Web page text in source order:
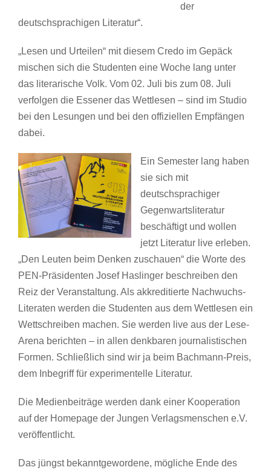
der
deutschsprachigen Literatur“.
„Lesen und Urteilen“ mit diesem Credo im Gepäck
mischen sich die Studenten eine Woche lang unter
das literarische Volk. Vom 02. Juli bis zum 08. Juli
verfolgen die Essener das Wettlesen – sind im Studio
bei den Lesungen und bei den offiziellen Empfängen
dabei.
Ein Semester lang haben
sie sich mit
deutschsprachiger
Gegenwartsliteratur
beschäftigt und wollen
jetzt Literatur live erleben.
„Den Leuten beim Denken zuschauen“ die Worte des
PEN-Präsidenten Josef Haslinger beschreiben den
Reiz der Veranstaltung. Als akkreditierte Nachwuchs-
Literaten werden die Studenten aus dem Wettlesen ein
Wettschreiben machen. Sie werden live aus der Lese-
Arena berichten – in allen denkbaren journalistischen
Formen. Schließlich sind wir ja beim Bachmann-Preis,
dem Inbegriff für experimentelle Literatur.
Die Medienbeiträge werden dank einer Kooperation
auf der Homepage der Jungen Verlagsmenschen e.V.
veröffentlicht.
Das jüngst bekanntgewordene, mögliche Ende des